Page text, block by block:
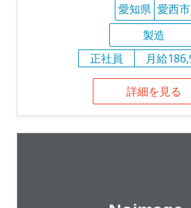
愛知県 愛西市
製造
正社員
月給
詳細を見る